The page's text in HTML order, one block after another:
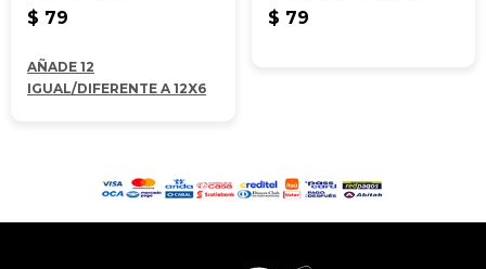
$ 79
AÑADE 12
IGUAL/DIFERENTE A 12X6
$ 79